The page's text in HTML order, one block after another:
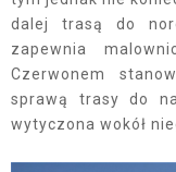
dalej trasą do
zapewnia
Czerwonem
sprawą trasy do
wytyczona wokół